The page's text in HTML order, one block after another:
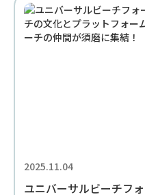
2025.11.04
ユニバーサルビーチフ